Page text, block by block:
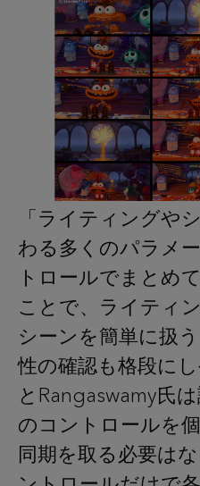
「ライティングや
わる多くのパラメ
トロールでまとめ
ことで、ライティ
シーンを簡単に扱
性の確認も格段に
とRangaswamy氏
のコントロールを
同期を取る必要は